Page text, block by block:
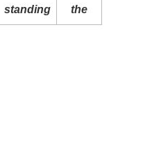
standing the